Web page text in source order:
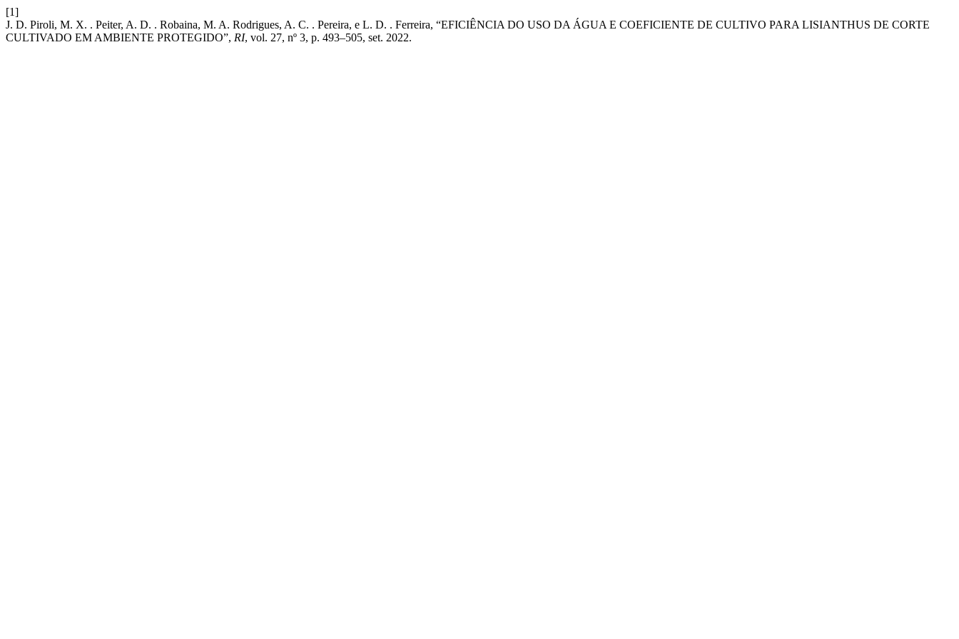
[1]
J. D. Piroli, M. X. . Peiter, A. D. . Robaina, M. A. Rodrigues, A. C. . Pereira, e L. D. . Ferreira, “EFICIÊNCIA DO USO DA ÁGUA E COEFICIENTE DE CULTIVO PARA LISIANTHUS DE CORTE
CULTIVADO EM AMBIENTE PROTEGIDO”, RI, vol. 27, nº 3, p. 493–505, set. 2022.